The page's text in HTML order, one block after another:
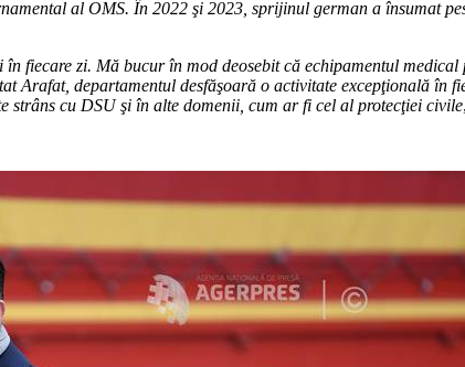
al OMS. În 2022 şi 2023, sprijinul german a însumat
fiecare zi. Mă bucur în mod deosebit că echipamentul
Arafat, departamentul desfăşoară o activitate excepţională în
cu DSU şi în alte domenii, cum ar fi cel al protecţiei civile